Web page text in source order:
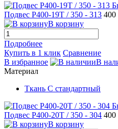
Подвес P400-19T / 350 - 313 400
В корзину
Подробнее
Купить в 1 клик Сравнение
В избранное
В
Материал
Ткань С стандартный
Подвес P400-20T / 350 - 304 400
В корзину